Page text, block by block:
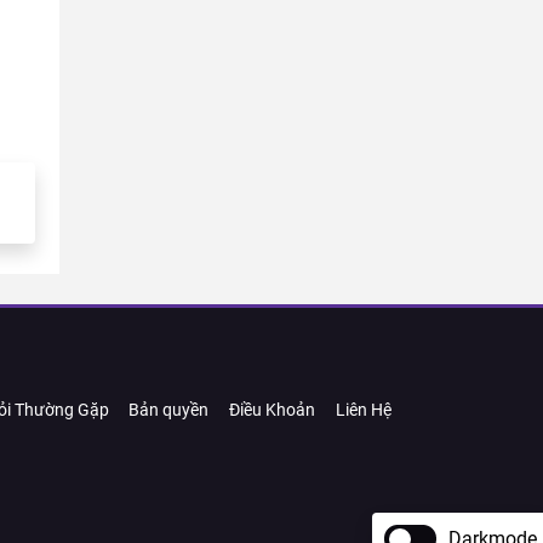
Thường Gặp Bản quyền Điều Khoản Liên Hệ
Darkmode